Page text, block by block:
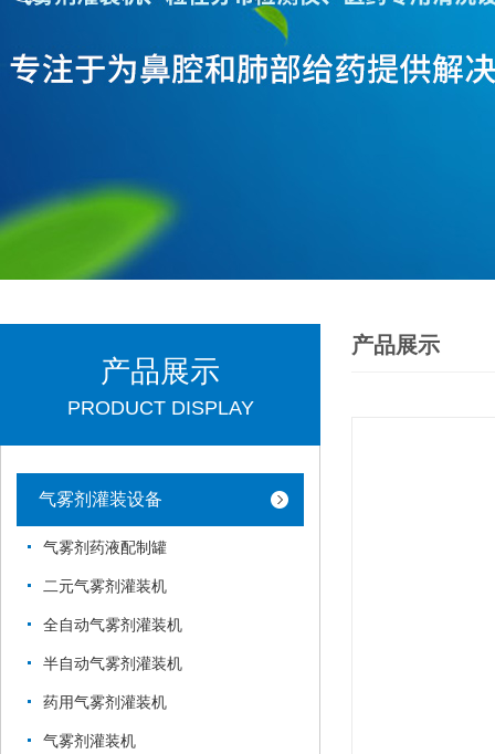
产品展示
PRODUCT DISPLAY
气雾剂灌装设备
气雾剂药液配制罐
二元气雾剂灌装机
全自动气雾剂灌装机
半自动气雾剂灌装机
药用气雾剂灌装机
气雾剂灌装机
产品展示